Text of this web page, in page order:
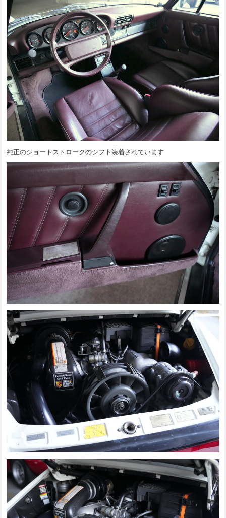
純正のショートストロークのシフト装着されています